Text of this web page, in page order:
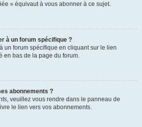
» équivaut à vous abonner à ce sujet.
à un forum spécifique ?
un forum spécifique en cliquant sur le lien
en bas de la page du forum.
abonnements ?
veuillez vous rendre dans le panneau de
le lien vers vos abonnements.